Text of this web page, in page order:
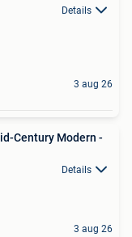
Details
3 aug 26
Century Modern -
Details
3 aug 26